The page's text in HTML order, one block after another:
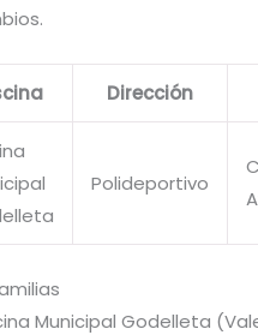
Dirección
Polideportivo
Municipal Godelleta